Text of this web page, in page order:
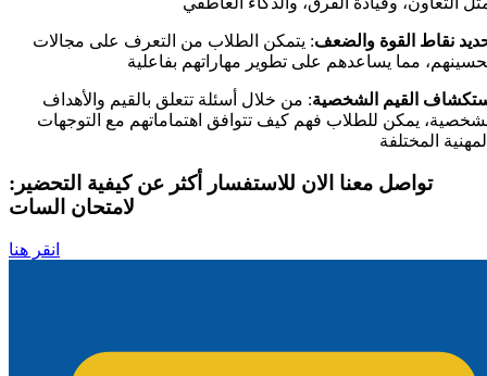
نقاط القوة والضعف: يتمكن الطلاب من التعرف على مجالات
القيم الشخصية: من خلال أسئلة تتعلق بالقيم والأهداف
يمكن للطلاب فهم كيف تتوافق اهتماماتهم مع التوجهات
:تواصل معنا الان للاستفسار أكثر عن كيفية التحضير
لامتحان السات
انقر هنا